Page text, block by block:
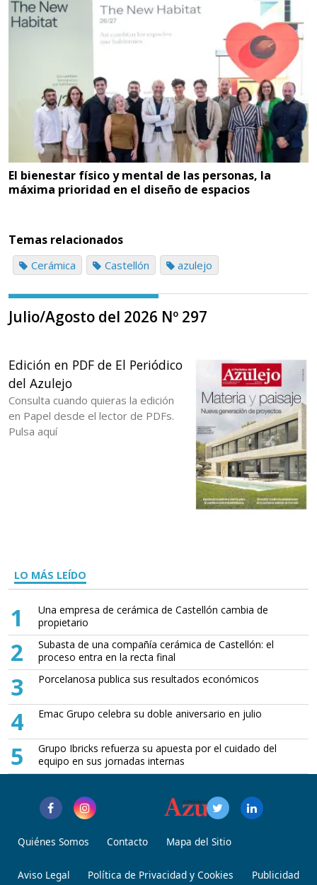
El bienestar físico y mental de las personas, la
máxima prioridad en el diseño de espacios
Temas relacionados
Cerámica Castellón azulejo
Julio/Agosto del 2026 Nº 297
Edición en PDF de El Periódico
del Azulejo
Consulta cuando quieras la edición
en Papel desde el lector de PDFs.
Pulsa aquí
LO MÁS LEÍDO
1
Una empresa de cerámica de Castellón cambia de
propietario
2
Subasta de una compañía cerámica de Castellón: el
proceso entra en la recta final
3 Porcelanosa publica sus resultados económicos
4 Emac Grupo celebra su doble aniversario en julio
5
Grupo Ibricks refuerza su apuesta por el cuidado del
equipo en sus jornadas internas
Quiénes Somos Contacto Mapa del Sitio
Aviso Legal Política de Privacidad y Cookies Publicidad